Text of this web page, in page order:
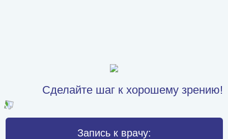
Сделайте шаг к хорошему зрению!
Запись к врачу: